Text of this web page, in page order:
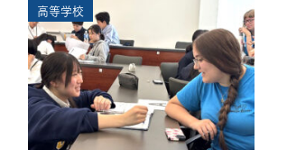
高等学校